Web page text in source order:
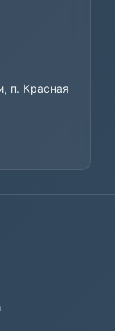
п. Красная